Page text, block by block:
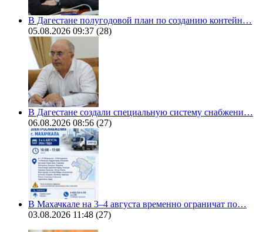
В Дагестане полугодовой план по созданию контейн…
05.08.2026 09:37 (28)
В Дагестане создали специальную систему снабжени…
06.08.2026 08:56 (27)
В Махачкале на 3–4 августа временно ограничат по…
03.08.2026 11:48 (27)